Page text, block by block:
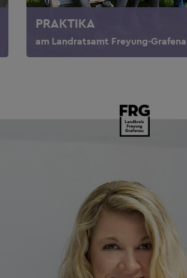
PRAKTIKA
am Landratsamt Freyung-